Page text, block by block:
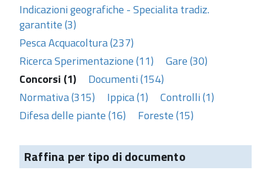
Indicazioni geografiche - Specialita tradiz.
garantite (3)
Pesca Acquacoltura (237)
Ricerca Sperimentazione (11)
Gare (30)
Concorsi (1)
Documenti (154)
Normativa (315)
Ippica (1)
Controlli (1)
Difesa delle piante (16)
Foreste (15)
Raffina per tipo di documento